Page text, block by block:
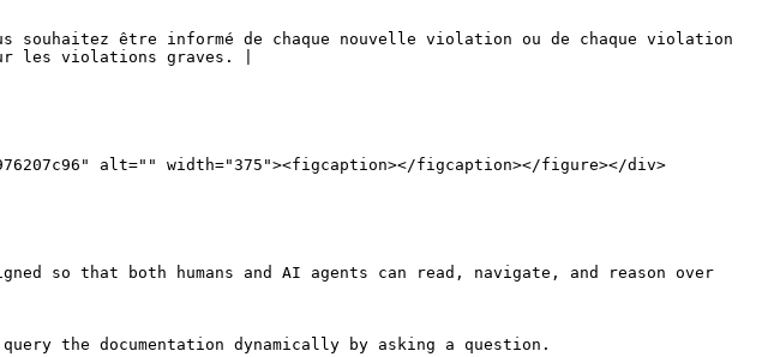
être informé de chaque nouvelle violation ou de chaque violation
les violations graves. |
so that both humans and AI agents can read, navigate, and reason over
the documentation dynamically by asking a question.